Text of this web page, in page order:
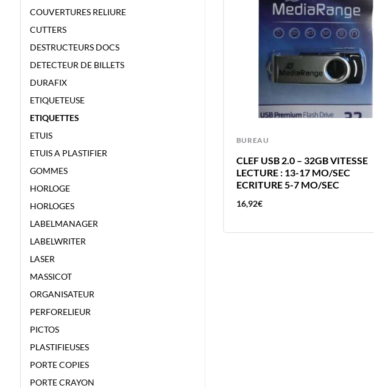
COUVERTURES RELIURE
CUTTERS
DESTRUCTEURS DOCS
DETECTEUR DE BILLETS
DURAFIX
ETIQUETEUSE
ETIQUETTES
ETUIS
ETUIS A PLASTIFIER
GOMMES
HORLOGE
HORLOGES
LABELMANAGER
LABELWRITER
LASER
MASSICOT
ORGANISATEUR
PERFORELIEUR
PICTOS
PLASTIFIEUSES
PORTE COPIES
PORTE CRAYON
BUREAU
CLEF USB 2.0 – 32GB VITESSE
LECTURE : 13-17 MO/SEC
ECRITURE 5-7 MO/SEC
16,92€
BUREAU
DURABLE EUROBOARD L
MONNAYEUR RANGE 8
MONNAIES + BILLETS COMPTAGE
77,15€